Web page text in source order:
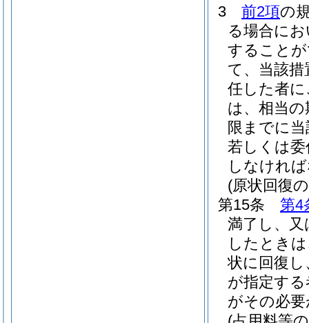
3
前2項の
る場合に
すること
て、当該
任した者
は、相当
限までに
若しくは
しなけれ
(原状回復
第15条
第4
満了し、又
したとき
状に回復
が指定す
がその必